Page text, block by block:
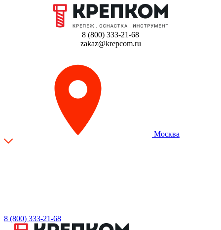
8 (800) 333-21-68
zakaz@krepcom.ru
Москва
8 (800) 333-21-68